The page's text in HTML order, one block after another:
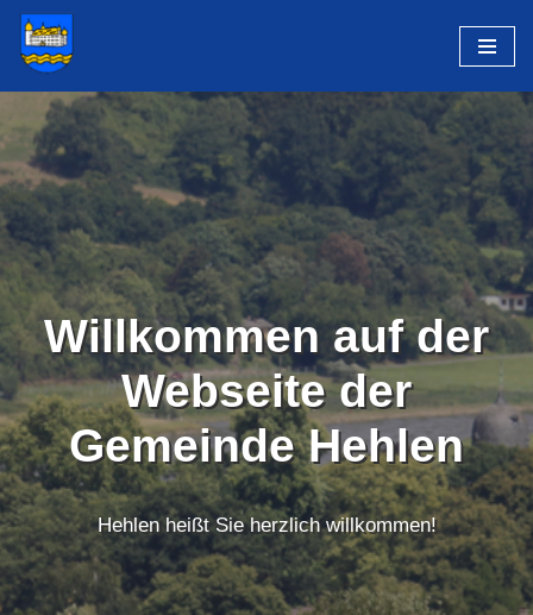
Zum
Inhalt
springen
Willkommen auf der
Webseite der
Gemeinde Hehlen
Hehlen heißt Sie herzlich willkommen!